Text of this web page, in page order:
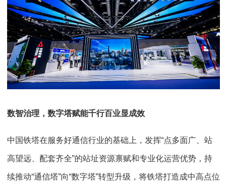
数智治理， 数字塔赋能千行百业显成效
中国铁塔在服务好通信行业的基础上，发挥“点多面广、站
高望远、配套齐全”的站址资源禀赋和专业化运营优势，持
续推动“通信塔”向“数字塔”转型升级，将铁塔打造成中高点位